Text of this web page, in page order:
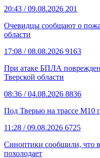
20:43 / 09.08.2026 201
Очевидцы сообщают о
области
17:08 / 08.08.2026 9163
При атаке БПЛА
Тверской области
08:36 / 04.08.2026 8836
Под Тверью на трассе М10
11:28 / 09.08.2026 6725
Синоптики сообщили, что в
похолодает